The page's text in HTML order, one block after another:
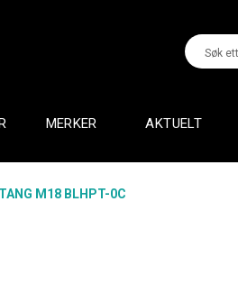
MERKER AKTUELT
M18 BLHPT-0C